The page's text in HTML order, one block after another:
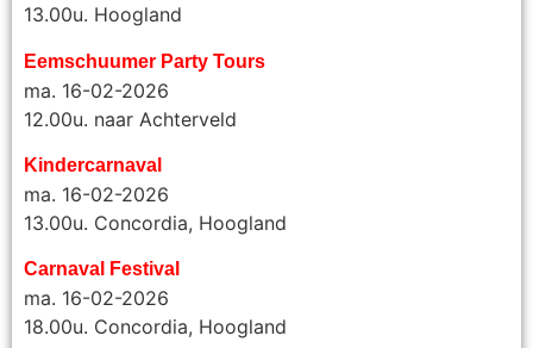
13.00u. Hoogland
Eemschuumer Party Tours
ma. 16-02-2026
12.00u. naar Achterveld
Kindercarnaval
ma. 16-02-2026
13.00u. Concordia, Hoogland
Carnaval Festival
ma. 16-02-2026
18.00u. Concordia, Hoogland